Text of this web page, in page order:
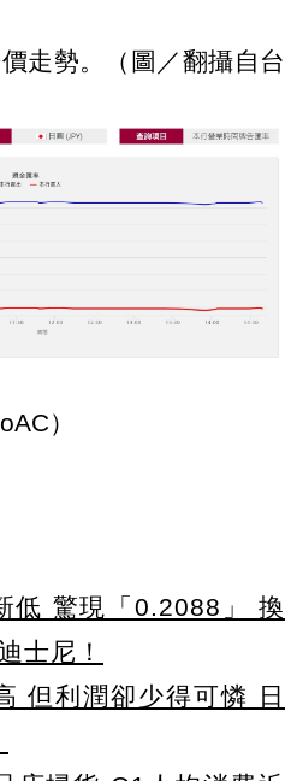
走勢。（圖／翻攝自台
）
低 驚現「0.2088」 換
士尼！
但利潤卻少得可憐 日